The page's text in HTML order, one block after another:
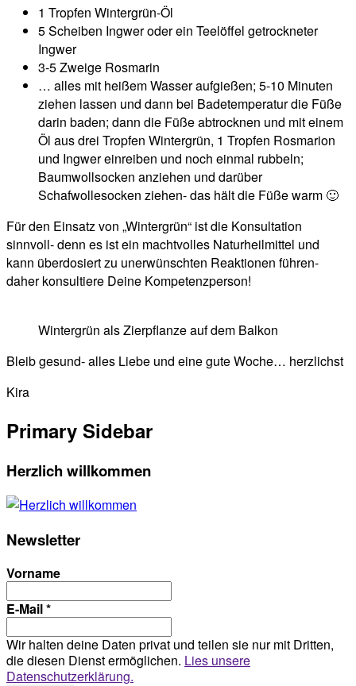
1 Tropfen Wintergrün-Öl
5 Scheiben Ingwer oder ein Teelöffel getrockneter
Ingwer
3-5 Zweige Rosmarin
… alles mit heißem Wasser aufgießen; 5-10 Minuten
ziehen lassen und dann bei Badetemperatur die Füße
darin baden; dann die Füße abtrocknen und mit einem
Öl aus drei Tropfen Wintergrün, 1 Tropfen Rosmarion
und Ingwer einreiben und noch einmal rubbeln;
Baumwollsocken anziehen und darüber
Schafwollesocken ziehen- das hält die Füße warm 🙂
Für den Einsatz von „Wintergrün“ ist die Konsultation
sinnvoll- denn es ist ein machtvolles Naturheilmittel und
kann überdosiert zu unerwünschten Reaktionen führen-
daher konsultiere Deine Kompetenzperson!
Wintergrün als Zierpflanze auf dem Balkon
Bleib gesund- alles Liebe und eine gute Woche… herzlichst
Kira
Primary Sidebar
Herzlich willkommen
Newsletter
Vorname
E-Mail*
Wir halten deine Daten privat und teilen sie nur mit Dritten,
die diesen Dienst ermöglichen. Lies unsere
Datenschutzerklärung.